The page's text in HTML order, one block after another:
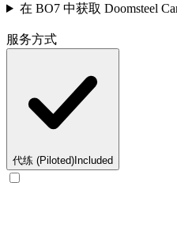
在 BO7 中获取 Doomsteel
服务方式
代练 (Piloted) Included